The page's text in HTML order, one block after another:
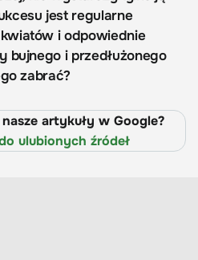
jest regularne
i odpowiednie
bujnego i przedłużonego
zabrać?
artykuły w Google?
ulubionych źródeł